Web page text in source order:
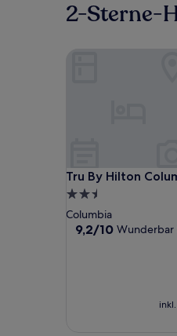
2-Sterne-
Tru By Hilton
Tru By Hilton
2.5-
Sterne-
Unterkunft
Columbia
9.2
9,2/10 Wunderbar
Tru By Hilton